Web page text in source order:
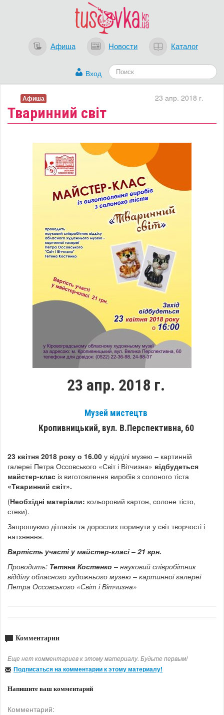
Афиша Новости Каталог
Вход
Тваринний світ
23 апр. 2018 г.
Афиша
23 апр. 2018 г.
Музей мистецтв
Кропивницький, вул. В.Перспективна, 60
23 квітня 2018 року о 16.00 у відділі музею – картинній
галереї Петра Оссовського «Світ і Вітчизна» відбудеться
майстер-клас із виготовлення виробів з солоного тіста
«Тваринний світ».
(Необхідні матеріали: кольоровий картон, солоне тісто,
стеки).
Запрошуємо дітлахів та дорослих поринути у світ творчості і
натхнення.
Вартість участі у майстер-класі – 21 грн.
Проводить: Тетяна Костенко – науковий співробітник
відділу обласного художнього музею – картинної галереї
Петра Оссовського «Світ і Вітчизна»
Комментарии
Еще нет комментариев к этому материалу. Будьте первым!
Подписаться на комментарии к этому материалу!
Напишите ваш комментарий
Комментарий: